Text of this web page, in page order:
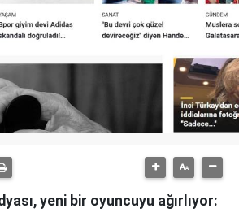
yeni bir oyuncuyu ağırlıyor: